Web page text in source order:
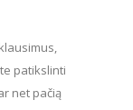
patikslinti
net pačią